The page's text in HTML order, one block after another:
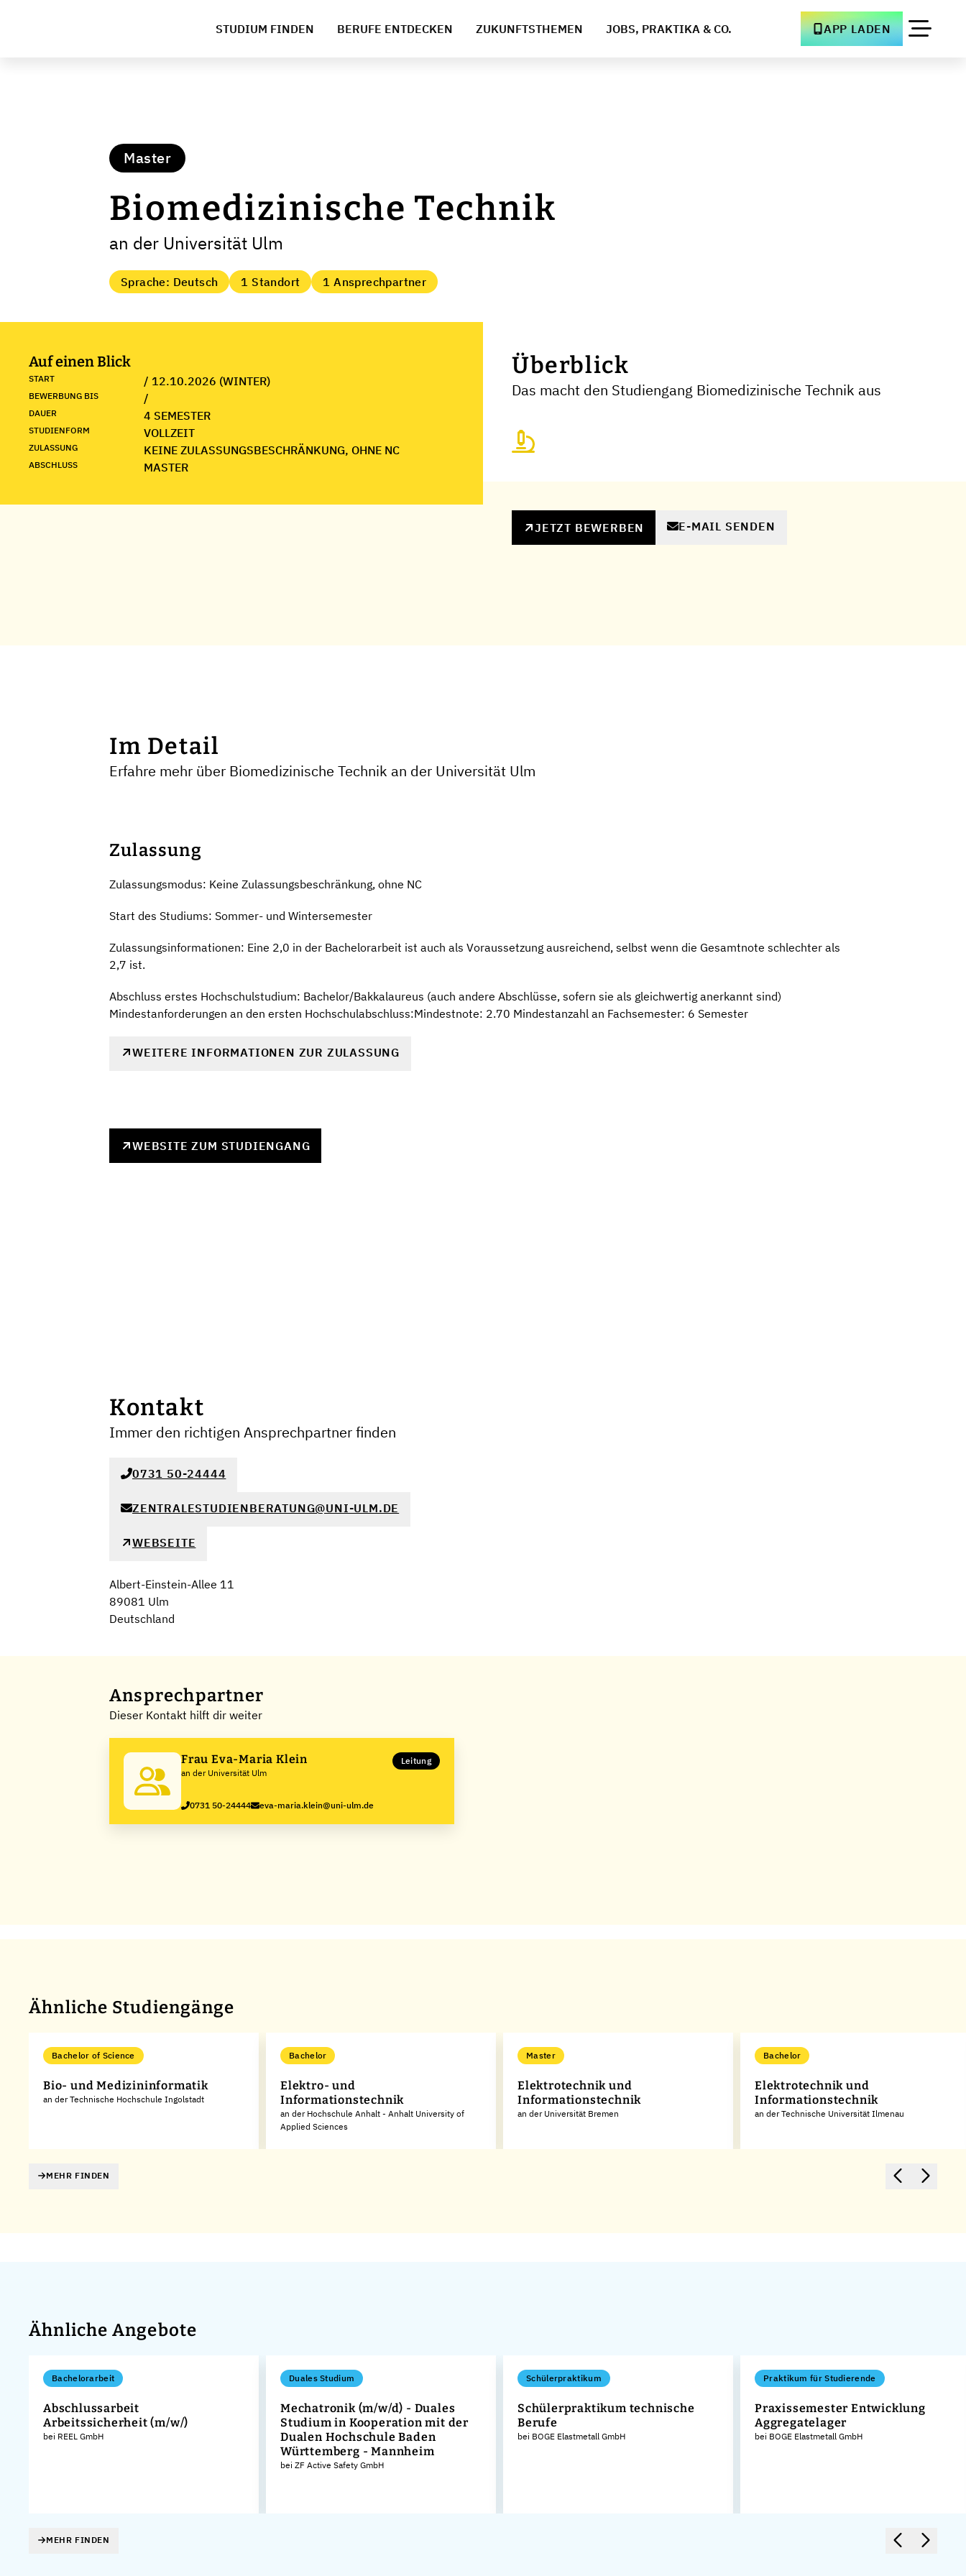
STUDIUM FINDEN BERUFE ENTDECKEN ZUKUNFTSTHEMEN JOBS, PRAKTIKA & CO. APP LADEN
Master
Biomedizinische Technik
an der Universität Ulm
Sprache: Deutsch 1 Standort 1 Ansprechpartner
Auf einen Blick
START / 12.10.2026 (WINTER)
BEWERBUNG BIS /
DAUER 4 SEMESTER
STUDIENFORM VOLLZEIT
ZULASSUNG KEINE ZULASSUNGSBESCHRÄNKUNG, OHNE NC
ABSCHLUSS MASTER
Überblick
Das macht den Studiengang Biomedizinische Technik aus
JETZT BEWERBEN E-MAIL SENDEN
Im Detail
Erfahre mehr über Biomedizinische Technik an der Universität Ulm
Zulassung
Zulassungsmodus: Keine Zulassungsbeschränkung, ohne NC
Start des Studiums: Sommer- und Wintersemester
Zulassungsinformationen: Eine 2,0 in der Bachelorarbeit ist auch als Voraussetzung ausreichend, selbst wenn die Gesamtnote schlechter als
2,7 ist.
Abschluss erstes Hochschulstudium: Bachelor/Bakkalaureus (auch andere Abschlüsse, sofern sie als gleichwertig anerkannt sind)
Mindestanforderungen an den ersten Hochschulabschluss:Mindestnote: 2.70 Mindestanzahl an Fachsemester: 6 Semester
WEITERE INFORMATIONEN ZUR ZULASSUNG
WEBSITE ZUM STUDIENGANG
Kontakt
Immer den richtigen Ansprechpartner finden
0731 50-24444
ZENTRALESTUDIENBERATUNG@UNI-ULM.DE
WEBSEITE
Albert-Einstein-Allee 11
89081 Ulm
Deutschland
Ansprechpartner
Dieser Kontakt hilft dir weiter
Frau Eva-Maria Klein
an der Universität Ulm
Leitung
0731 50-24444 eva-maria.klein@uni-ulm.de
Ähnliche Studiengänge
Bachelor of Science
Bio- und Medizininformatik
an der Technische Hochschule Ingolstadt
Bachelor
Elektro- und
Informationstechnik
an der Hochschule Anhalt - Anhalt University of
Applied Sciences
Master
Elektrotechnik und
Informationstechnik
an der Universität Bremen
Bachelor
Elektrotechnik und
Informationstechnik
an der Technische Universität Ilmenau
MEHR FINDEN
Ähnliche Angebote
Bachelorarbeit
Abschlussarbeit
Arbeitssicherheit (m/w/)
bei REEL GmbH
Duales Studium
Mechatronik (m/w/d) - Duales
Studium in Kooperation mit der
Dualen Hochschule Baden
Württemberg - Mannheim
bei ZF Active Safety GmbH
Schülerpraktikum
Schülerpraktikum technische
Berufe
bei BOGE Elastmetall GmbH
Praktikum für Studierende
Praxissemester Entwicklung
Aggregatelager
bei BOGE Elastmetall GmbH
MEHR FINDEN